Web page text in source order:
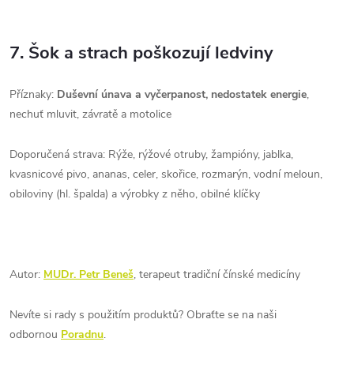
7. Šok a strach poškozují ledviny
Příznaky: Duševní únava a vyčerpanost, nedostatek energie,
nechuť mluvit, závratě a motolice
Doporučená strava: Rýže, rýžové otruby, žampióny, jablka,
kvasnicové pivo, ananas, celer, skořice, rozmarýn, vodní meloun,
obiloviny (hl. špalda) a výrobky z něho, obilné klíčky
Autor: MUDr. Petr Beneš, terapeut tradiční čínské medicíny
Nevíte si rady s použitím produktů? Obraťte se na naši
odbornou Poradnu.